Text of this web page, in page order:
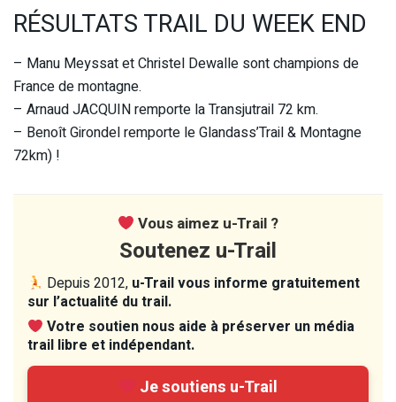
RÉSULTATS TRAIL DU WEEK END
– Manu Meyssat et Christel Dewalle sont champions de
France de montagne.
– Arnaud JACQUIN remporte la Transjutrail 72 km.
– Benoît Girondel remporte le Glandass’Trail & Montagne
72km) !
Vous aimez u-Trail ?
Soutenez u-Trail
Depuis 2012, u-Trail vous informe gratuitement
sur l’actualité du trail.
Votre soutien nous aide à préserver un média
trail libre et indépendant.
Je soutiens u-Trail